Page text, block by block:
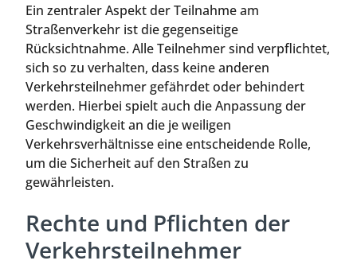
Ein zentraler Aspekt der Teilnahme am
Straßenverkehr ist die gegenseitige
Rücksichtnahme. Alle Teilnehmer sind verpflichtet,
sich so zu verhalten, dass keine anderen
Verkehrsteilnehmer gefährdet oder behindert
werden. Hierbei spielt auch die Anpassung der
Geschwindigkeit an die je weiligen
Verkehrsverhältnisse eine entscheidende Rolle,
um die Sicherheit auf den Straßen zu
gewährleisten.
Rechte und Pflichten der
Verkehrsteilnehmer